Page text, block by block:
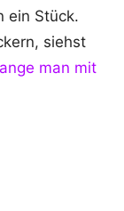
ein Stück.
siehst
man mit